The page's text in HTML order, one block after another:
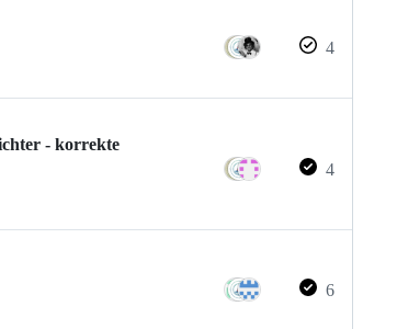
4
- korrekte
4
6